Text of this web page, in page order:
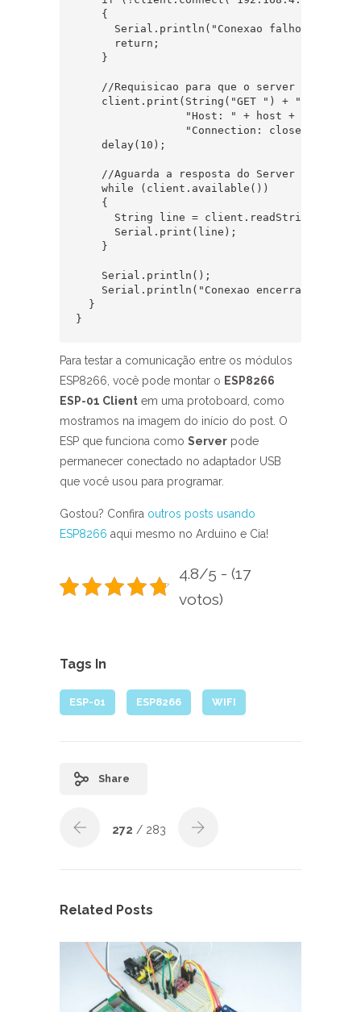
    {
      Serial.println("Conexao falhou!");
      return;
    }
//Requisicao para que o server acione o
client.print(String("GET ") + "/Led" +
                 "Host: " + host + "\r\n" +
"Connection:
    delay(10);
//Aguarda a resposta do Server e mostra
    while (client.available())
    {
String line =
      Serial.print(line);
    }
    Serial.println();
    Serial.println("Conexao encerrada!");
  }
}
Para testar a comunicação entre os módulos
ESP8266, você pode montar o ESP8266
ESP-01 Client em uma protoboard, como
mostramos na imagem do início do post. O
ESP que funciona como Server pode
permanecer conectado no adaptador USB
que você usou para programar.
Gostou? Confira outros posts usando
ESP8266 aqui mesmo no Arduino e Cia!
4.8/5 - (17
votos)
Tags In
ESP-01 ESP8266 WIFI
Share
272 / 283
Related Posts